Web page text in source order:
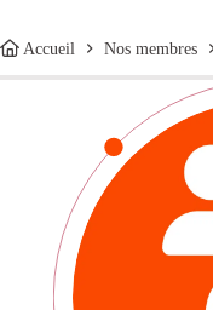
Accueil Nos membres